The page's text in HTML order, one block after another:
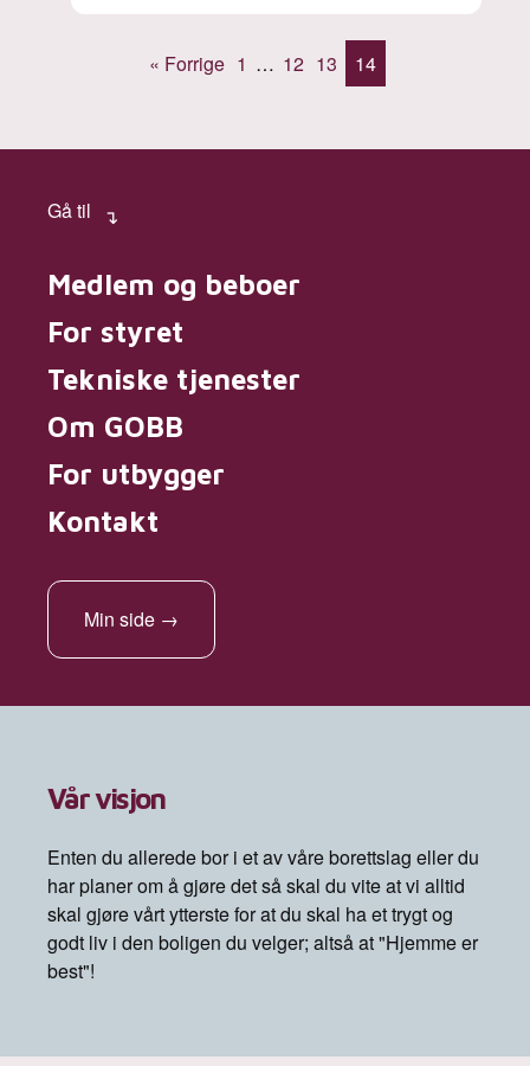
« Forrige 1 … 12 13 14
Gå til
Medlem og beboer
For styret
Tekniske tjenester
Om GOBB
For utbygger
Kontakt
Min side →
Vår visjon
Enten du allerede bor i et av våre borettslag eller du
har planer om å gjøre det så skal du vite at vi alltid
skal gjøre vårt ytterste for at du skal ha et trygt og
godt liv i den boligen du velger; altså at "Hjemme er
best"!